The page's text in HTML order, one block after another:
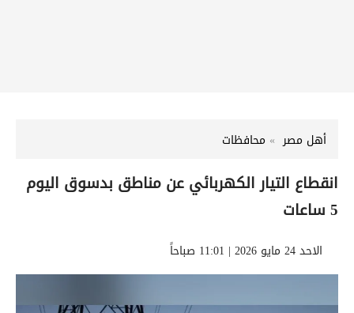
أهل مصر محافظات
انقطاع التيار الكهربائي عن مناطق بدسوق اليوم
5 ساعات
الاحد 24 مايو 2026 | 11:01 صباحاً